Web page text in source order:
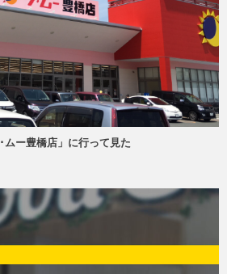
ムー豊橋店」に行って見た